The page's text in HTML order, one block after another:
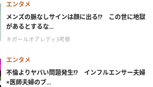
エンタメ
メンズの脈なしサインは顔に出る!? この世に地獄
があるとするな...
＃ガールオアレディ3考察
エンタメ
不倫よりヤバい問題発生!? インフルエンサー夫婦
×医師夫婦のブ...